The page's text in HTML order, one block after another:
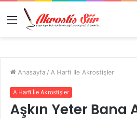
Menü
Anasayfa / A Harfi İle Akrostişler
A Harfi İle Akrostişler
Aşkın Yeter Bana